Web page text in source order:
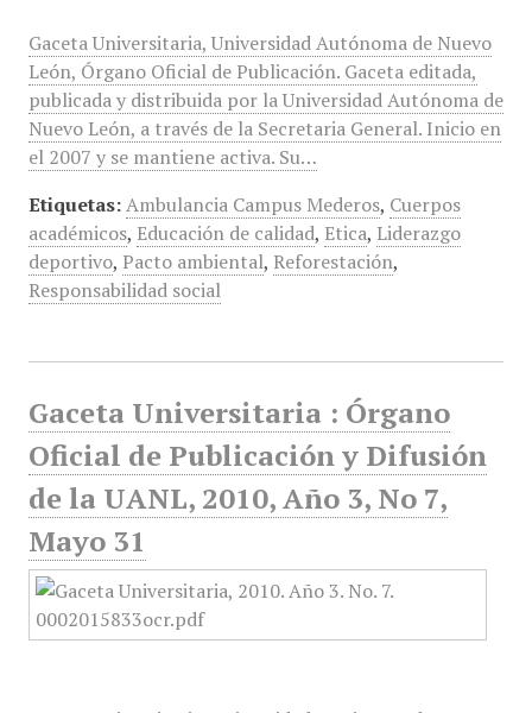
Gaceta Universitaria, Universidad Autónoma de Nuevo
León, Órgano Oficial de Publicación. Gaceta editada,
publicada y distribuida por la Universidad Autónoma de
Nuevo León, a través de la Secretaria General. Inicio en
el 2007 y se mantiene activa. Su…
Etiquetas: Ambulancia Campus Mederos, Cuerpos
académicos, Educación de calidad, Etica, Liderazgo
deportivo, Pacto ambiental, Reforestación,
Responsabilidad social
Gaceta Universitaria : Órgano
Oficial de Publicación y Difusión
de la UANL, 2010, Año 3, No 7,
Mayo 31